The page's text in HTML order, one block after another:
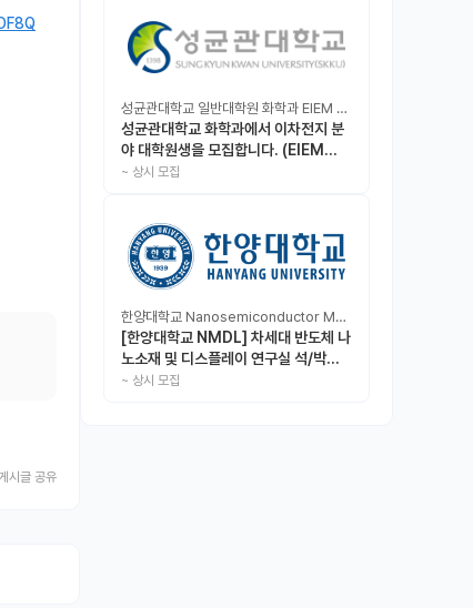
성균관대학교 일반대학원 화학과 EIEM Lab
성균관대학교 화학과에서 이차전지 분
야 대학원생을 모집합니다. (EIEM
Lab)
~ 상시 모집
한양대학교 Nanosemiconductor Materials & Display Laboratory
[한양대학교 NMDL] 차세대 반도체 나
노소재 및 디스플레이 연구실 석/박사/
인턴 모집
~ 상시 모집
게시글 공유